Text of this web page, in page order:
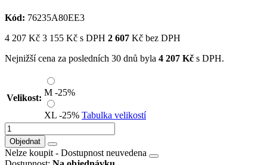
Kód: 76235A80EE3
4 207 Kč 3 155 Kč s DPH 2 607 Kč bez DPH
Nejnižší cena za posledních 30 dnů byla 4 207 Kč s DPH.
Velikost:
M -25%
XL -25% Tabulka velikostí
Objednat
Nelze koupit - Dostupnost neuvedena